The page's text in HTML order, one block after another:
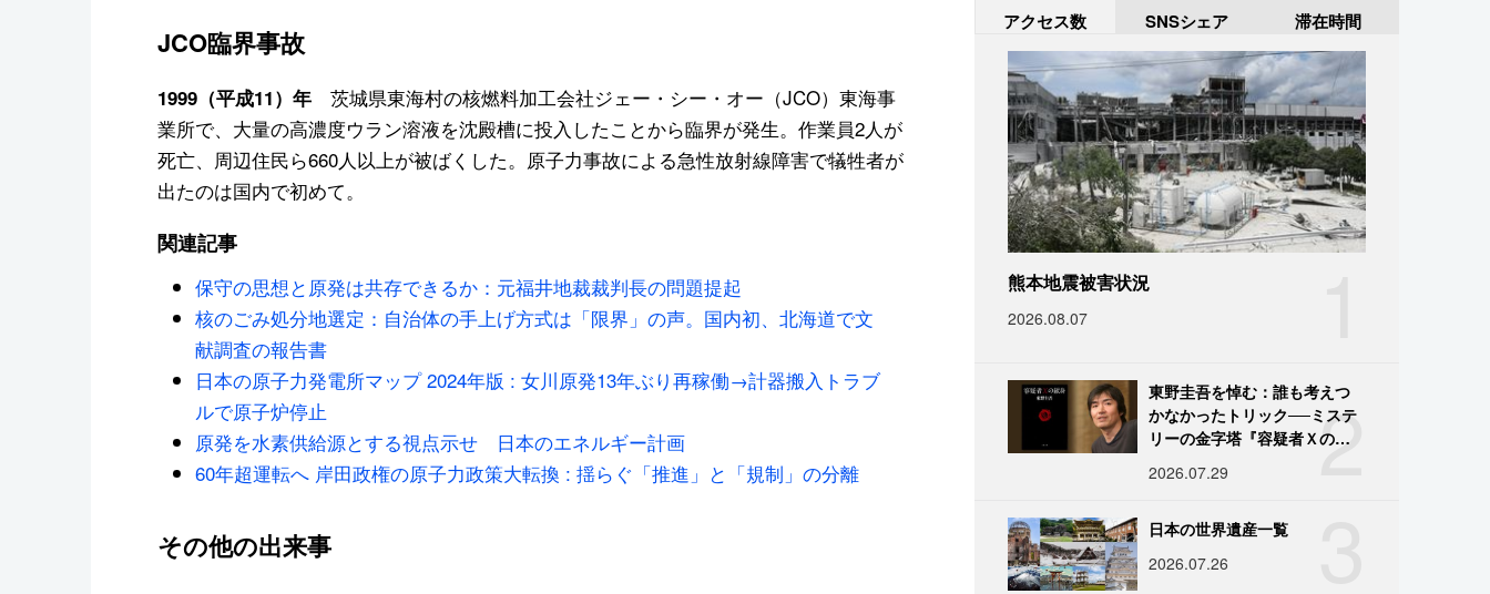
JCO臨界事故
1999（平成11）年茨城県東海村の核燃料加工会社ジェー・シー・オー（JCO）東海事
業所で、大量の高濃度ウラン溶液を沈殿槽に投入したことから臨界が発生。作業員2人が
死亡、周辺住民ら660人以上が被ばくした。原子力事故による急性放射線障害で犠牲者が
出たのは国内で初めて。
関連記事
保守の思想と原発は共存できるか：元福井地裁裁判長の問題提起
核のごみ処分地選定：自治体の手上げ方式は「限界」の声。国内初、北海道で文
献調査の報告書
日本の原子力発電所マップ 2024年版 : 女川原発13年ぶり再稼働→計器搬入トラブ
ルで原子炉停止
原発を水素供給源とする視点示せ 日本のエネルギー計画
60年超運転へ 岸田政権の原子力政策大転換 : 揺らぐ「推進」と「規制」の分離
その他の出来事
アクセス数 SNSシェア 滞在時間
熊本地震被害状況
2026.08.07
2
東野圭吾を悼む：誰も考えつ
かなかったトリック──ミステ
リーの金字塔『容疑者Ｘの献
2026.07.29
日本の世界遺産一覧
2026.07.26